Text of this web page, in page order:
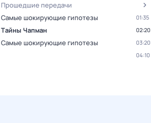
Прошедшие передачи
Самые шoкиpующие гипотезы
Тaйны Чапман
Самые шoкиpующие гипотезы
01:35
02:20
03:20
04:10